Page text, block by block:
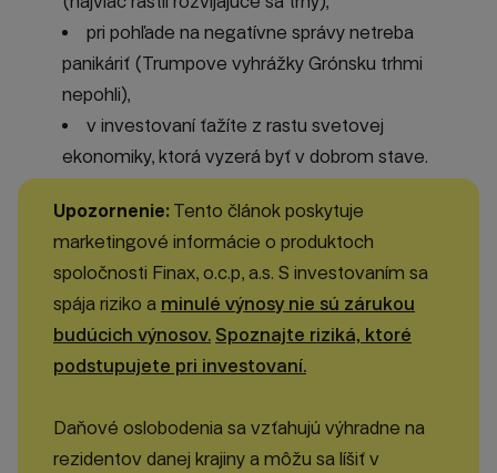
pri pohľade na negatívne správy netreba
panikáriť (Trumpove vyhrážky Grónsku trhmi
nepohli),
v investovaní ťažíte z rastu svetovej
ekonomiky, ktorá vyzerá byť v dobrom stave.
Upozornenie: Tento článok poskytuje
marketingové informácie o produktoch
spoločnosti Finax, o.c.p, a.s. S investovaním sa
spája riziko a minulé výnosy nie sú zárukou
budúcich výnosov. Spoznajte riziká, ktoré
podstupujete pri investovaní.
Daňové oslobodenia sa vzťahujú výhradne na
rezidentov danej krajiny a môžu sa líšiť v